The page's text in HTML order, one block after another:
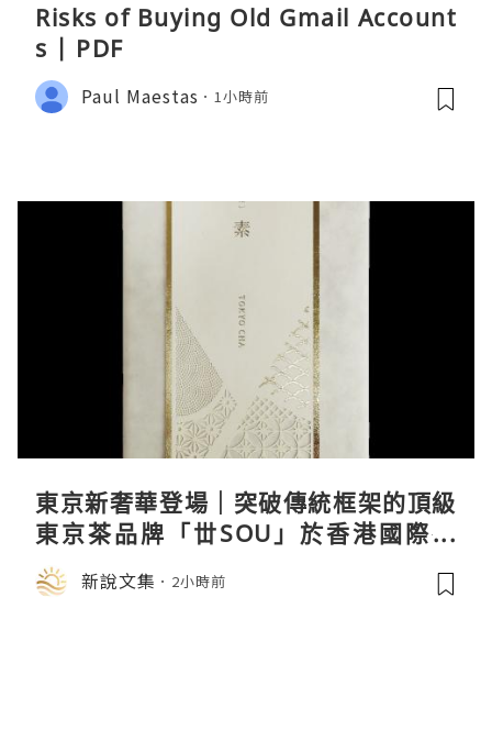
Risks of Buying Old Gmail Account
s | PDF
Paul Maestas 1小時前
東京新奢華登場｜突破傳統框架的頂級
東京茶品牌「丗SOU」於香港國際茶
展首度亮相
新說文集 2小時前